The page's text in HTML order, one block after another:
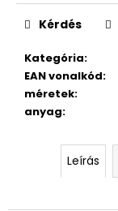
Kategória:
EAN vonalkód:
méretek:
anyag:
Kérdés
Leírás
KARABINERREL
REBEL
Ft